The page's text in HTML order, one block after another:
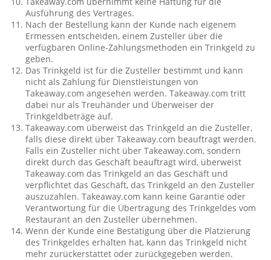
Ausführung des Vertrages.
Nach der Bestellung kann der Kunde nach eigenem
Ermessen entscheiden, einem Zusteller über die
verfügbaren Online-Zahlungsmethoden ein Trinkgeld zu
geben.
Das Trinkgeld ist für die Zusteller bestimmt und kann
nicht als Zahlung für Dienstleistungen von
Takeaway.com angesehen werden. Takeaway.com tritt
dabei nur als Treuhänder und Überweiser der
Trinkgeldbeträge auf.
Takeaway.com überweist das Trinkgeld an die Zusteller,
falls diese direkt über Takeaway.com beauftragt werden.
Falls ein Zusteller nicht über Takeaway.com, sondern
direkt durch das Geschäft beauftragt wird, überweist
Takeaway.com das Trinkgeld an das Geschäft und
verpflichtet das Geschäft, das Trinkgeld an den Zusteller
auszuzahlen. Takeaway.com kann keine Garantie oder
Verantwortung für die Übertragung des Trinkgeldes vom
Restaurant an den Zusteller übernehmen.
Wenn der Kunde eine Bestätigung über die Platzierung
des Trinkgeldes erhalten hat, kann das Trinkgeld nicht
mehr zurückerstattet oder zurückgegeben werden.